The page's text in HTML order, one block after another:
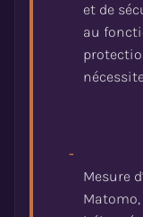
et de
au
-
Mesure